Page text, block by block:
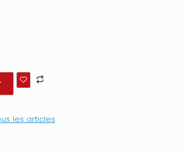
les articles